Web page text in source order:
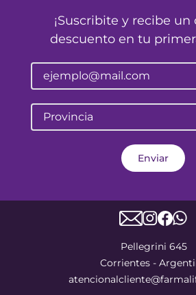
¡Suscribite y recibe un
descuento en tu
Provincia
Enviar
Pellegrini 645
Corrientes -